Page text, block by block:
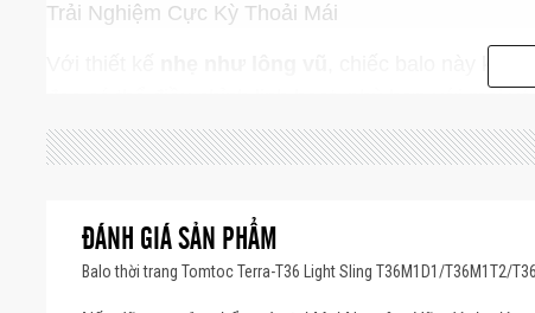
Trải Nghiệm Cực Kỳ Thoải Mái
, chiếc balo này
Sản phẩm được chế tạo từ
chọn chiếc balo này không chỉ là một tuyên ngôn
ĐÁNH GIÁ SẢN PHẨM
Balo thời trang Tomtoc Terra-T36 Light Sling T36M1D1/T36M1T2/